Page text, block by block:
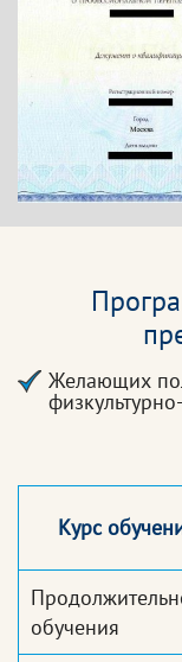
Желающих
Курс
обучения